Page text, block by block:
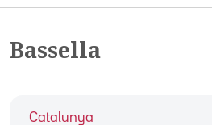
Bassella
Catalunya